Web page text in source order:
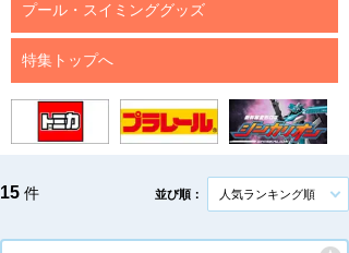
プール・スイミンググッズ
特集トップへ
15 件 並び順： 人気ランキング順